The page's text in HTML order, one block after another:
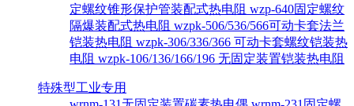
定螺纹锥形保护管装配式热电阻 wzp-640固定螺纹
隔爆装配式热电阻 wzpk-506/536/566可动卡套法兰
铠装热电阻 wzpk-306/336/366 可动卡套螺纹铠装热
电阻 wzpk-106/136/166/196 无固定装置铠装热电阻
特殊型工业专用